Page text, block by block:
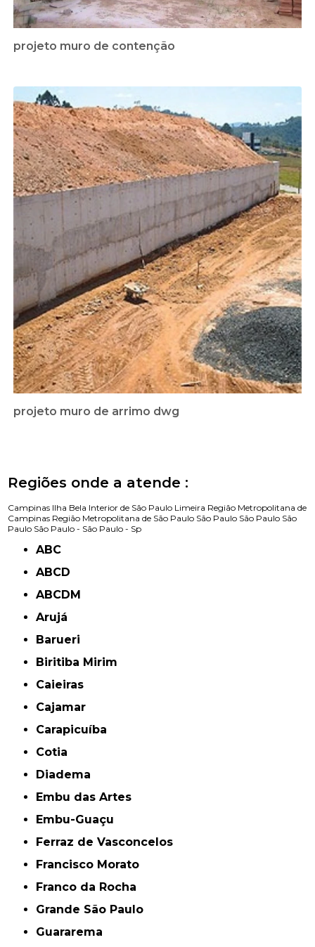
projeto muro de contenção
projeto muro de arrimo dwg
Regiões onde a atende :
Campinas Ilha Bela Interior de São Paulo Limeira Região Metropolitana de
Campinas Região Metropolitana de São Paulo São Paulo São Paulo São
Paulo São Paulo - São Paulo - Sp
ABC
ABCD
ABCDM
Arujá
Barueri
Biritiba Mirim
Caieiras
Cajamar
Carapicuíba
Cotia
Diadema
Embu das Artes
Embu-Guaçu
Ferraz de Vasconcelos
Francisco Morato
Franco da Rocha
Grande São Paulo
Guararema